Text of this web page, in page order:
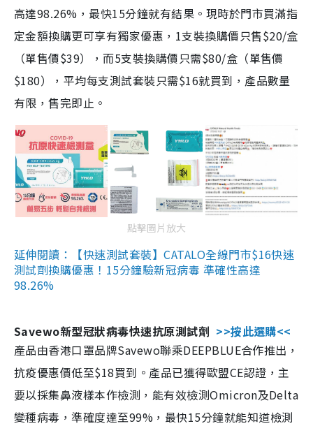
高達98.26%，最快15分鐘就有結果。現時於門市買滿指
定金額換購更可享有獨家優惠，1支裝換購價只售$20/盒
（單售價$39），而5支裝換購價只需$80/盒（單售價
$180），平均每支測試套裝只需$16就買到，產品數量
有限，售完即止。
點擊圖片放大
延伸閱讀：【快速測試套裝】CATALO全線門市$16快速
測試劑換購優惠！15分鐘驗新冠病毒 準確性高達
98.26%
Savewo新型冠狀病毒快速抗原測試劑 >>按此選購<<
產品由香港口罩品牌Savewo聯乘DEEPBLUE合作推出，
抗疫優惠價低至$18買到。產品已獲得歐盟CE認證，主
要以採集鼻液樣本作檢測，能有效檢測Omicron及Delta
變種病毒，準確度達至99%，最快15分鐘就能知道檢測